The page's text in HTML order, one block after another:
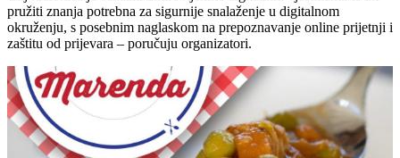
pružiti znanja potrebna za sigurnije snalaženje u digitalnom
okruženju, s posebnim naglaskom na prepoznavanje online prijetnji i
zaštitu od prijevara – poručuju organizatori.